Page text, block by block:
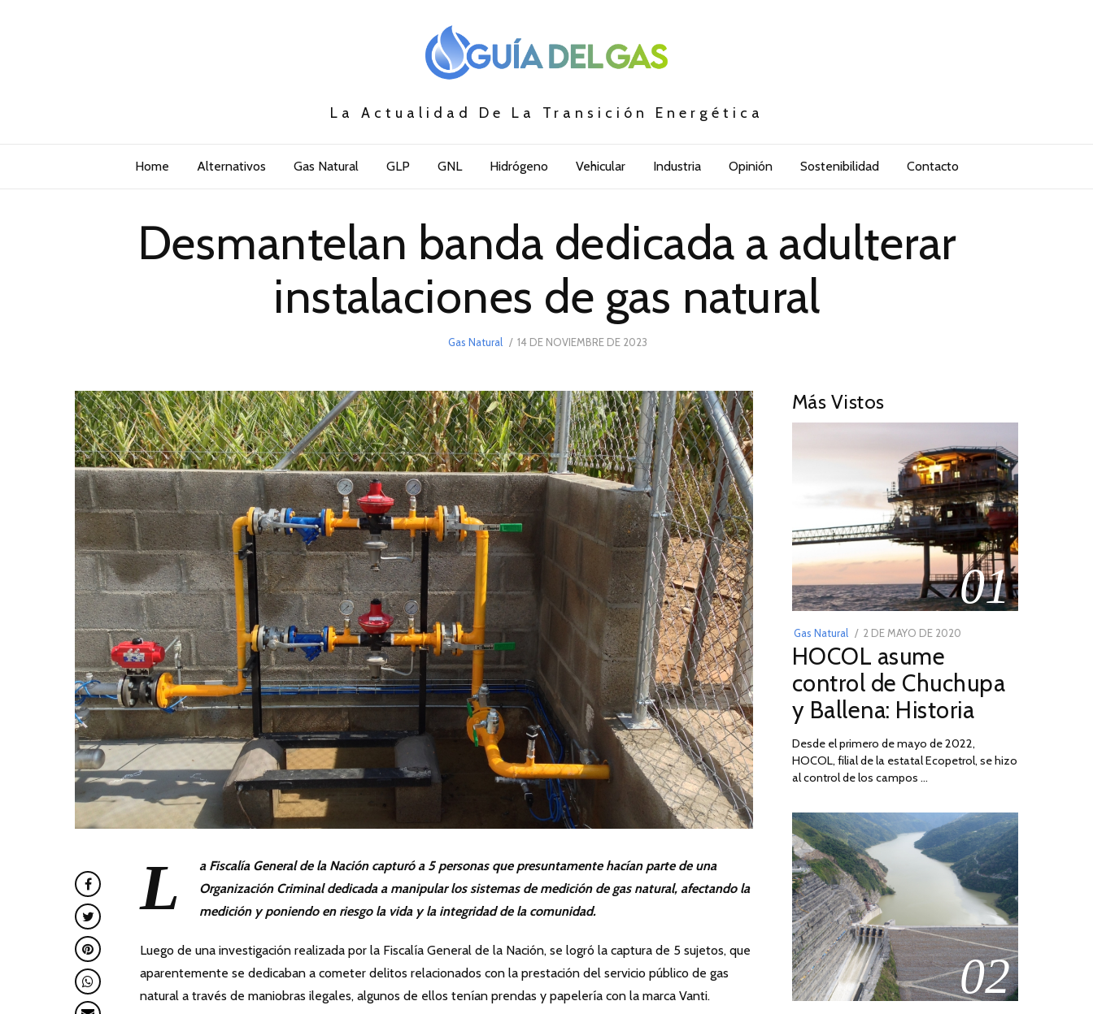
La Actualidad De La Transición Energética
Home Alternativos Gas Natural GLP GNL Hidrógeno Vehicular Industria Opinión Sostenibilidad Contacto
Desmantelan banda dedicada a adulterar
instalaciones de gas natural
Gas Natural
POSTED
14 DE NOVIEMBRE DE 2023
L
a Fiscalía General de la Nación capturó a 5 personas que presuntamente hacían parte de una
Organización Criminal dedicada a manipular los sistemas de medición de gas natural, afectando la
medición y poniendo en riesgo la vida y la integridad de la comunidad.
Luego de una investigación realizada por la Fiscalía General de la Nación, se logró la captura de 5 sujetos, que
aparentemente se dedicaban a cometer delitos relacionados con la prestación del servicio público de gas
natural a través de maniobras ilegales, algunos de ellos tenían prendas y papelería con la marca Vanti.
Más Vistos
01
Gas Natural
POSTED
ON
2 DE MAYO DE 2020
DE
2026
HOCOL asume
control de Chuchupa
y Ballena: Historia
Desde el primero de mayo de 2022,
HOCOL, filial de la estatal Ecopetrol, se hizo
al control de los campos …
02